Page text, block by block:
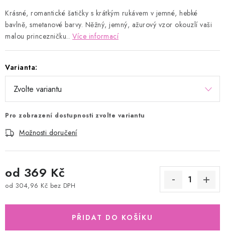
Krásné, romantické šatičky s krátkým rukávem v jemné, hebké
bavlně, smetanové barvy. Něžný, jemný, ažurový vzor okouzlí vaši
malou princezničku.. Více informací
Varianta:
Pro zobrazení dostupnosti zvolte variantu
Možnosti doručení
od 369 Kč
od 304,96 Kč bez DPH
PŘIDAT DO KOŠÍKU